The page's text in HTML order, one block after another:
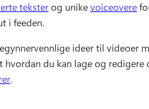
tekster og unike voiceovere
i feeden.
ideer til videoer
du kan lage og redigere
.